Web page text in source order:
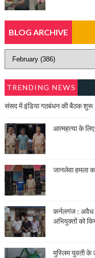
BLOG ARCHIVE
TRENDING NEWS
संसद में इंडिया गठबंधन की बैठक शुरू
आत्महत्या के
जानलेवा हमला
कर्नलगंज : अवैध
अभियुक्तों को
मुस्लिम युवती के